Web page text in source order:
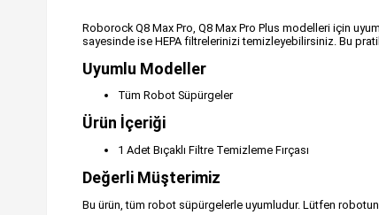
Roborock Q8 Max Pro, Q8 Max Pro Plus modelleri için
sayesinde ise HEPA filtrelerinizi temizleyebilirsiniz. Bu
Uyumlu Modeller
Tüm Robot Süpürgeler
Ürün İçeriği
1 Adet Bıçaklı Filtre Temizleme Fırçası
Değerli Müşterimiz
Bu ürün, tüm robot süpürgelerle uyumludur. Lütfen